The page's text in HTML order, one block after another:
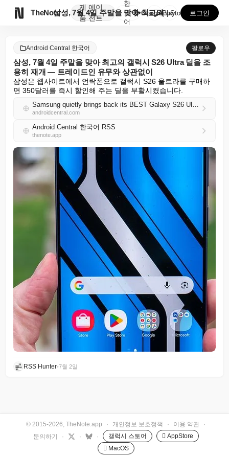
TheNote
제
품
에이
전트
삼성, 7월 4일 주말을 맞아 최고의 갤럭시 S26 U...
한
국
어
GooglePlay
AppStore 로그인
Android Central 한국어 팔로우
삼성, 7월 4일 주말을 맞아 최고의 갤럭시 S26 Ultra 딜을 조
용히 재개 — 트레이드인 유무와 상관없이
삼성은 웹사이트에서 언락폰으로 갤럭시 S26 울트라를 구매하
면 350달러를 즉시 할인해 주는 딜을 부활시켰습니다.
Samsung quietly brings back its BEST Galaxy S26 Ultra deal for the 4th of July weekend — with or without trade
androidcentral.com
Android Central 한국어 RSS
thenote.app
RSS Hunter•7월 2일
© 2015-2026, TheNote.app · 개인정보 보호정책 · 이용 약관
·
문의하기
· · · 갤럭시 스토어
 AppStore
 MacOS